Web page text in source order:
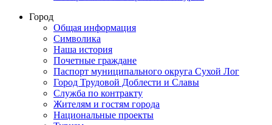
Город
Общая информация
Символика
Наша история
Почетные граждане
Паспорт муниципального округа Сухой Лог
Город Трудовой Доблести и Славы
Служба по контракту
Жителям и гостям города
Национальные проекты